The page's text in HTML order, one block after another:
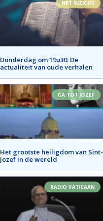
HET INZICHT
Donderdag om 19u30: De
actualiteit van oude verhalen
GA TOT JOZEF
Het grootste heiligdom van Sint-
Jozef in de wereld
RADIO VATICAAN